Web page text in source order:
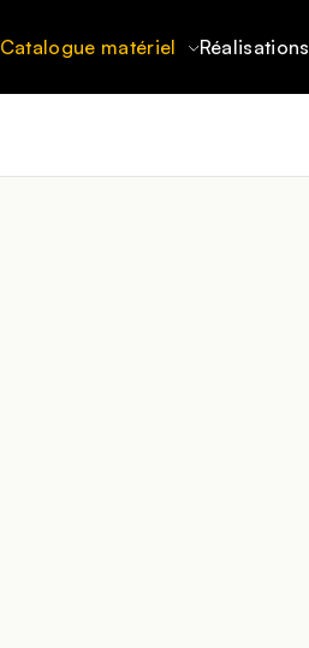
Catalogue matériel Réalisations